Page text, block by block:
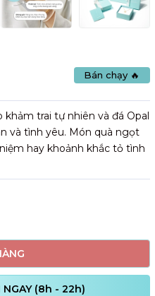
Bán chạy 🔥
khảm trai tự nhiên và đá Opal
và tình yêu. Món quà ngọt
hay khoảnh khắc tỏ tình
NGAY (8h - 22h)